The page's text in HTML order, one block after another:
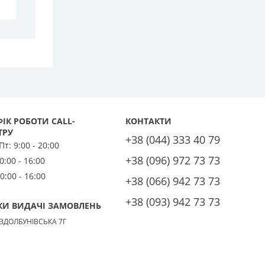
РОБОТИ CALL-
9:00 - 20:00
- 16:00
- 16:00
ВИДАЧІ ЗАМОВЛЕНЬ
7Г
КОНТАКТИ
+38 (044) 333 40 79
+38 (096) 972 73 73
+38 (066) 942 73 73
+38 (093) 942 73 73